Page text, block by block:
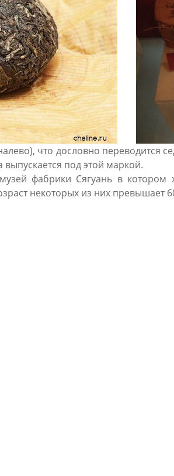
что дословно переводится
под этой маркой.
фабрики Сягуань в
некоторых из них превышает